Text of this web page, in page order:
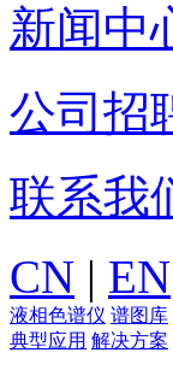
新闻中
公司招
联系我
CN | EN
液相色谱仪 谱图库
典型应用 解决方案